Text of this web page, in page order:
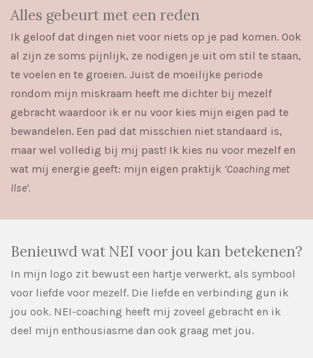
Alles gebeurt met een reden
Ik geloof dat dingen niet voor niets op je pad komen. Ook
al zijn ze soms pijnlijk, ze nodigen je uit om stil te staan,
te voelen en te groeien. Juist de moeilijke periode
rondom mijn miskraam heeft me dichter bij mezelf
gebracht waardoor ik er nu voor kies mijn eigen pad te
bewandelen. Een pad dat misschien niet standaard is,
maar wel volledig bij mij past! Ik kies nu voor mezelf en
wat mij energie geeft: mijn eigen praktijk ‘Coaching met
Ilse’.
Benieuwd wat NEI voor jou kan betekenen?
In mijn logo zit bewust een hartje verwerkt, als symbool
voor liefde voor mezelf. Die liefde en verbinding gun ik
jou ook. NEI-coaching heeft mij zoveel gebracht en ik
deel mijn enthousiasme dan ook graag met jou.